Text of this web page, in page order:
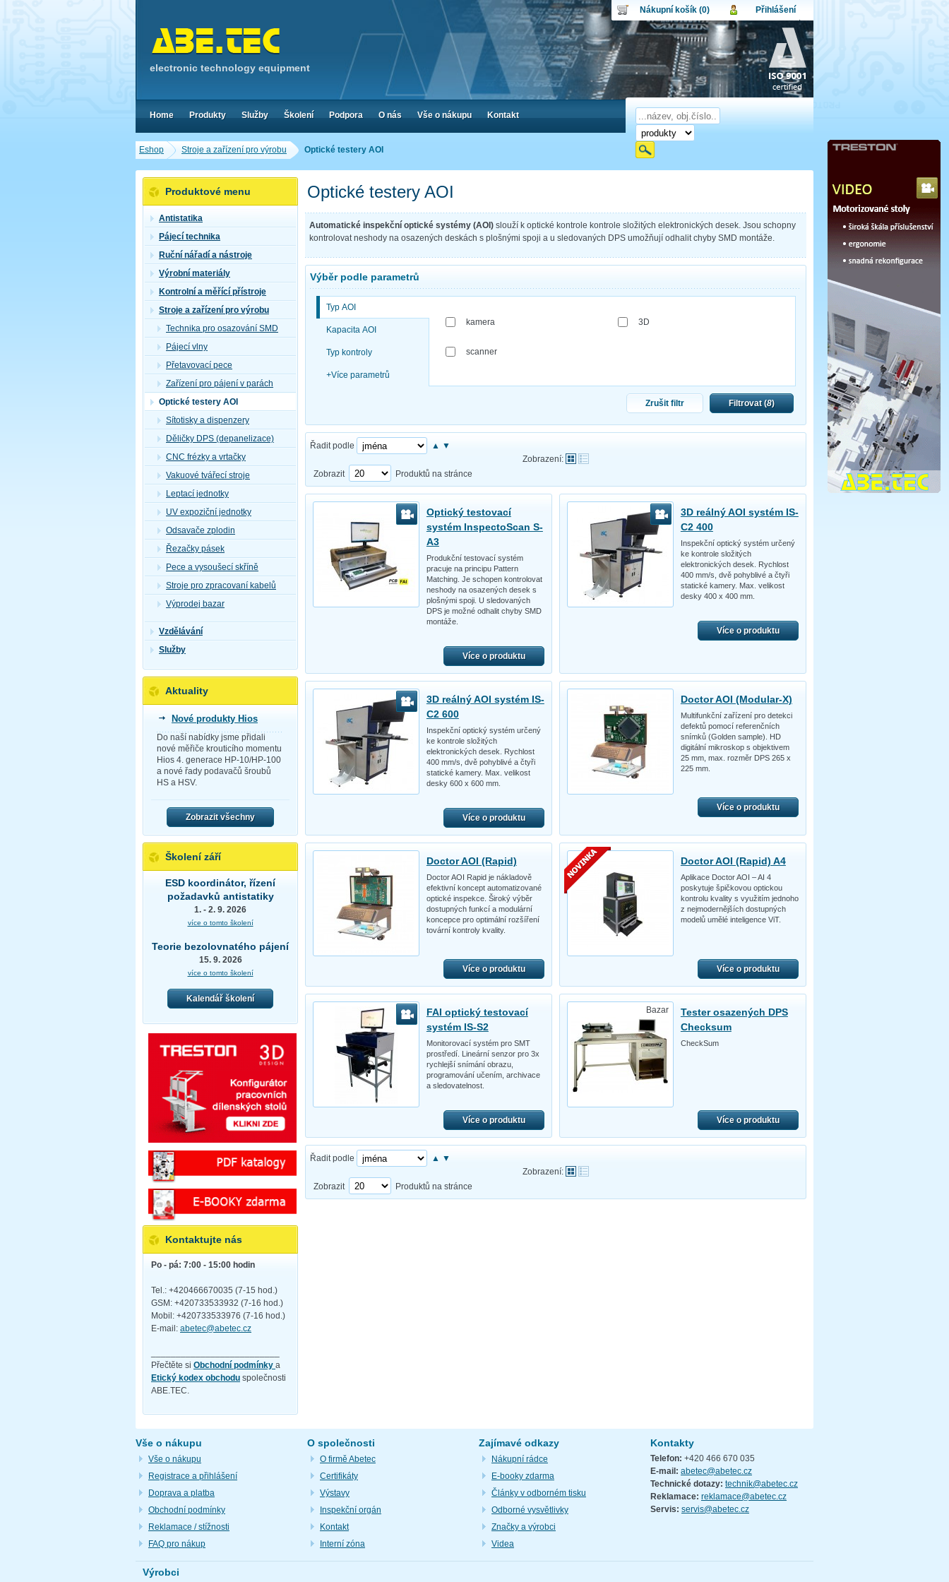
Eshop Stroje a zařízení pro výrobu Optické testery AOI
Optické testery AOI
Automatické inspekční optické systémy (AOI) slouží k optické kontrole kontrole složitých elektronických desek. Jsou schopny
kontrolovat neshody na osazených deskách s plošnými spoji a u sledovaných DPS umožňují odhalit chyby SMD montáže.
Výběr podle parametrů
Typ AOI
Kapacita AOI
Typ kontroly
+Více parametrů
kamera
scanner
3D
Zrušit filtr Filtrovat (8)
Řadit podle ▲ ▼
Zobrazení:
Zobrazit
Produktů na stránce
Optický testovací
systém InspectoScan S-
A3
Produkční testovací systém
pracuje na principu Pattern
Matching. Je schopen kontrolovat
neshody na osazených desek s
plošnými spoji. U sledovaných
DPS je možné odhalit chyby SMD
montáže.
Více o produktu
3D reálný AOI systém IS-
C2 400
Inspekční optický systém určený
ke kontrole složitých
elektronických desek. Rychlost
400 mm/s, dvě pohyblivé a čtyři
statické kamery. Max. velikost
desky 400 x 400 mm.
Více o produktu
3D reálný AOI systém IS-
C2 600
Inspekční optický systém určený
ke kontrole složitých
elektronických desek. Rychlost
400 mm/s, dvě pohyblivé a čtyři
statické kamery. Max. velikost
desky 600 x 600 mm.
Více o produktu
Doctor AOI (Modular-X)
Multifunkční zařízení pro detekci
defektů pomocí referenčních
snímků (Golden sample). HD
digitální mikroskop s objektivem
25 mm, max. rozměr DPS 265 x
225 mm.
Více o produktu
Doctor AOI (Rapid)
Doctor AOI Rapid je nákladově
efektivní koncept automatizované
optické inspekce. Široký výběr
dostupných funkcí a modulární
koncepce pro optimální rozšíření
tovární kontroly kvality.
Více o produktu
Doctor AOI (Rapid) A4
Aplikace Doctor AOI – AI 4
poskytuje špičkovou optickou
kontrolu kvality s využitím jednoho
z nejmodernějších dostupných
modelů umělé inteligence ViT.
Více o produktu
FAI optický testovací
systém IS-S2
Monitorovací systém pro SMT
prostředí. Lineární senzor pro 3x
rychlejší snímání obrazu,
programování učením, archivace
a sledovatelnost.
Více o produktu
Bazar
Tester osazených DPS
Checksum
CheckSum
Více o produktu
Řadit podle ▲ ▼
Zobrazení:
Zobrazit
Produktů na stránce
Produktové menu
Antistatika
Pájecí technika
Ruční nářadí a nástroje
Výrobní materiály
Kontrolní a měřící přístroje
Stroje a zařízení pro výrobu
Technika pro osazování SMD
Pájecí vlny
Přetavovací pece
Zařízení pro pájení v parách
Optické testery AOI
Sítotisky a dispenzery
Děličky DPS (depanelizace)
CNC frézky a vrtačky
Vakuové tvářecí stroje
Leptací jednotky
UV expoziční jednotky
Odsavače zplodin
Řezačky pásek
Pece a vysoušecí skříně
Stroje pro zpracovaní kabelů
Výprodej bazar
Vzdělávání
Služby
Aktuality
Nové produkty Hios
Do naší nabídky jsme přidali
nové měřiče krouticího momentu
Hios 4. generace HP-10/HP-100
a nové řady podavačů šroubů
HS a HSV.
Zobrazit všechny
Školení září
ESD koordinátor, řízení
požadavků antistatiky
1. - 2. 9. 2026
více o tomto školení
Teorie bezolovnatého pájení
15. 9. 2026
více o tomto školení
Kalendář školení
Kontaktujte nás
Po - pá: 7:00 - 15:00 hodin
Tel.: +420466670035 (7-15 hod.)
GSM: +420733533932 (7-16 hod.)
Mobil: +420733533976 (7-16 hod.)
E-mail: abetec@abetec.cz
Přečtěte si Obchodní podmínky a
Etický kodex obchodu společnosti
ABE.TEC.
Vše o nákupu
Vše o nákupu
Registrace a přihlášení
Doprava a platba
Obchodní podmínky
Reklamace / stížnosti
FAQ pro nákup
O společnosti
O firmě Abetec
Certifikáty
Výstavy
Inspekční orgán
Kontakt
Interní zóna
Zajímavé odkazy
Nákupní rádce
E-booky zdarma
Články v odborném tisku
Odborné vysvětlivky
Značky a výrobci
Videa
Kontakty
Telefon: +420 466 670 035
E-mail: abetec@abetec.cz
Technické dotazy: technik@abetec.cz
Reklamace: reklamace@abetec.cz
Servis: servis@abetec.cz
Výrobci
electronic technology equipment
Nákupní košík (0)
Nákupní košík je momentálně prázdný.
Obsah košíku
Počet produktů:0
Cena celkem:
0,00 CZK
Přihlášení
Uživatel:
Heslo:
Přihlásit
Zapomenuté heslo Nová registrace
Home Produkty Služby Školení Podpora O nás Vše o nákupu Kontakt